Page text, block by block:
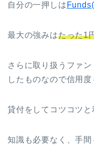
自分の一押しは
最大の強みはたった1
さらに取り扱うファ
したものなので信用度
貸付をしてコツコツと
知識も必要なく、手